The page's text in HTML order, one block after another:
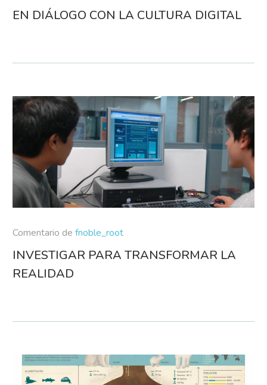
EN DIÁLOGO CON LA CULTURA DIGITAL
Comentario de fnoble_root
INVESTIGAR PARA TRANSFORMAR LA
REALIDAD